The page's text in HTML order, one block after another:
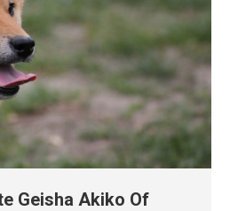
Geisha Akiko Of